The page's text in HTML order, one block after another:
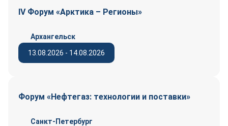
IV Форум «Арктика – Регионы»
13.08.2026 - 14.08.2026
Архангельск
Форум «Нефтегаз: технологии и поставки»
Санкт-Петербург